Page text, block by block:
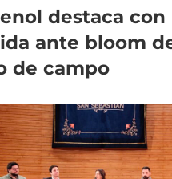
destaca con
ante bloom
de campo